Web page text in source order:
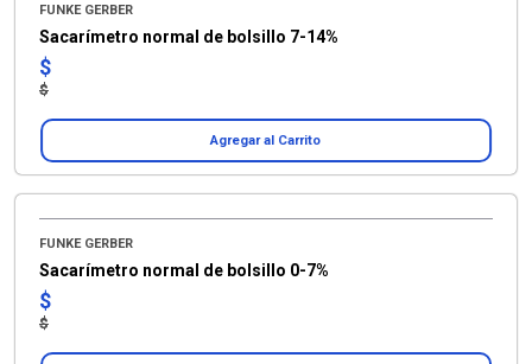
FUNKE GERBER
Sacarímetro normal de bolsillo 7-14%
$
$
Agregar al Carrito
FUNKE GERBER
Sacarímetro normal de bolsillo 0-7%
$
$